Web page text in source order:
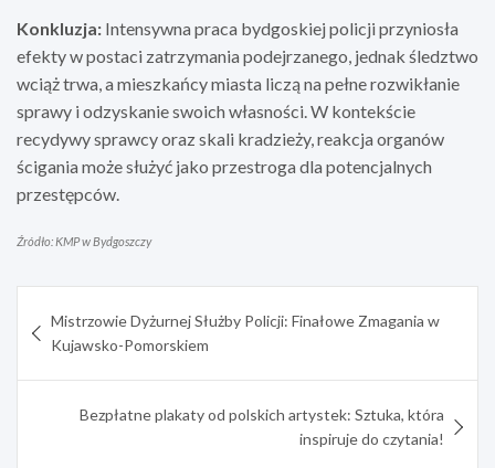
Konkluzja: Intensywna praca bydgoskiej policji przyniosła
efekty w postaci zatrzymania podejrzanego, jednak śledztwo
wciąż trwa, a mieszkańcy miasta liczą na pełne rozwikłanie
sprawy i odzyskanie swoich własności. W kontekście
recydywy sprawcy oraz skali kradzieży, reakcja organów
ścigania może służyć jako przestroga dla potencjalnych
przestępców.
Źródło: KMP w Bydgoszczy
wpisu
Mistrzowie Dyżurnej Służby Policji: Finałowe Zmagania w
Kujawsko-Pomorskiem
Bezpłatne plakaty od polskich artystek: Sztuka, która
inspiruje do czytania!